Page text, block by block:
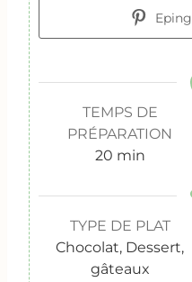
TEMPS DE
PRÉPARATION
20m
n
u
t
e
min
TYPE DE PLAT
Chocolat, Dessert,
gâteaux